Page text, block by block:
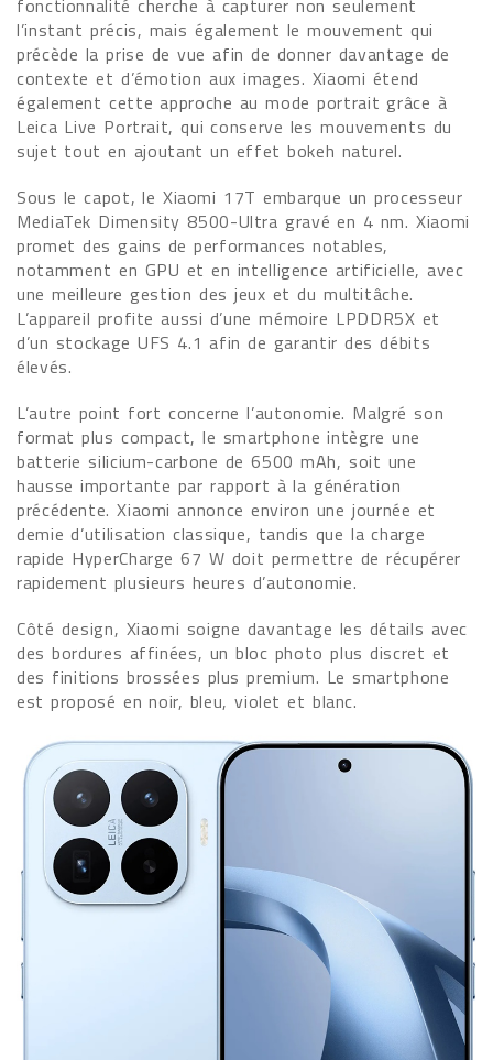
fonctionnalité cherche à capturer non seulement
l’instant précis, mais également le mouvement qui
précède la prise de vue afin de donner davantage de
contexte et d’émotion aux images. Xiaomi étend
également cette approche au mode portrait grâce à
Leica Live Portrait, qui conserve les mouvements du
sujet tout en ajoutant un effet bokeh naturel.
Sous le capot, le Xiaomi 17T embarque un processeur
MediaTek Dimensity 8500-Ultra gravé en 4 nm. Xiaomi
promet des gains de performances notables,
notamment en GPU et en intelligence artificielle, avec
une meilleure gestion des jeux et du multitâche.
L’appareil profite aussi d’une mémoire LPDDR5X et
d’un stockage UFS 4.1 afin de garantir des débits
élevés.
L’autre point fort concerne l’autonomie. Malgré son
format plus compact, le smartphone intègre une
batterie silicium-carbone de 6500 mAh, soit une
hausse importante par rapport à la génération
précédente. Xiaomi annonce environ une journée et
demie d’utilisation classique, tandis que la charge
rapide HyperCharge 67 W doit permettre de récupérer
rapidement plusieurs heures d’autonomie.
Côté design, Xiaomi soigne davantage les détails avec
des bordures affinées, un bloc photo plus discret et
des finitions brossées plus premium. Le smartphone
est proposé en noir, bleu, violet et blanc.